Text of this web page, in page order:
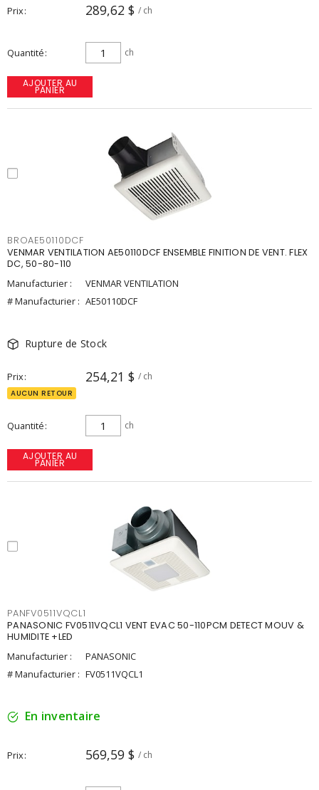
Prix 289,62 $ / ch
Quantité ch
AJOUTER AU
PANIER
BROAE50110DCF
VENMAR VENTILATION AE50110DCF ENSEMBLE FINITION DE VENT. FLEX
DC, 50-80-110
Manufacturier :
VENMAR VENTILATION
# Manufacturier : AE50110DCF
Rupture de Stock
Prix 254,21 $ / ch
AUCUN RETOUR
Quantité ch
AJOUTER AU
PANIER
PANFV0511VQCL1
PANASONIC FV0511VQCL1 VENT EVAC 50-110PCM DETECT MOUV &
HUMIDITE +LED
Manufacturier :
PANASONIC
# Manufacturier : FV0511VQCL1
En inventaire
Prix 569,59 $ / ch